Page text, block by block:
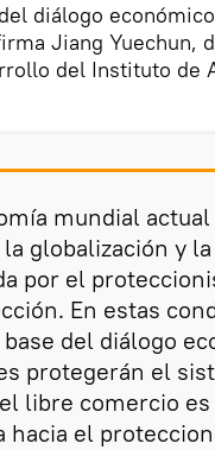
diálogo
Jiang Yuechun,
del Instituto de
mundial
globalización y
por el
En estas
base del diálogo
protegerán el
libre comercio
hacia el